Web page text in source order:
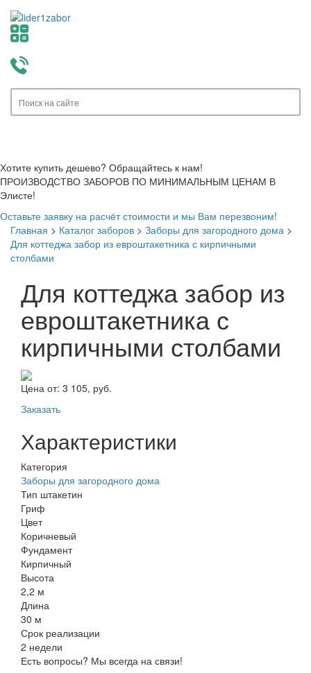
Хотите купить дешево? Обращайтесь к нам!
ПРОИЗВОДСТВО ЗАБОРОВ ПО МИНИМАЛЬНЫМ ЦЕНАМ В
Элисте!
Оставьте заявку на расчёт стоимости и мы Вам перезвоним!
Главная > Каталог заборов > Заборы для загородного дома >
Для коттеджа забор из евроштакетника с кирпичными
столбами
Для коттеджа забор из
евроштакетника с
кирпичными столбами
Цена от: 3 105, руб.
Заказать
Характеристики
Категория
Заборы для загородного дома
Тип штакетин
Гриф
Цвет
Коричневый
Фундамент
Кирпичный
Высота
2,2 м
Длина
30 м
Срок реализации
2 недели
Есть вопросы? Мы всегда на связи!